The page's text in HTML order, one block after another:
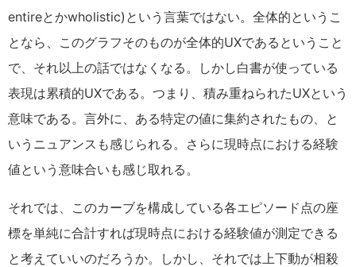
entireとかwholistic)という言葉ではない。全体的というこ
となら、このグラフそのものが全体的UXであるということ
で、それ以上の話ではなくなる。しかし白書が使っている
表現は累積的UXである。つまり、積み重ねられたUXという
意味である。言外に、ある特定の値に集約されたもの、と
いうニュアンスも感じられる。さらに現時点における経験
値という意味合いも感じ取れる。
それでは、このカーブを構成している各エピソード点の座
標を単純に合計すれば現時点における経験値が測定できる
と考えていいのだろうか。しかし、それでは上下動が相殺